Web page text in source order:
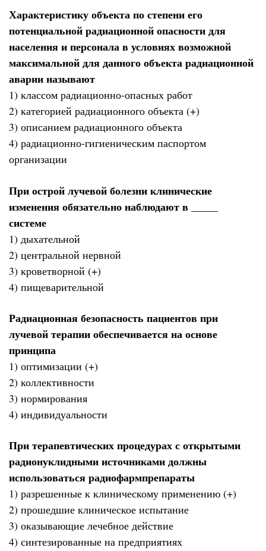
Характеристику объекта по степени его
потенциальной радиационной опасности для
населения и персонала в условиях возможной
максимальной для данного объекта радиационной
аварии называют
1) классом радиационно-опасных работ
2) категорией радиационного объекта (+)
3) описанием радиационного объекта
4) радиационно-гигиеническим паспортом
организации
При острой лучевой болезни клинические
изменения обязательно наблюдают в _____
системе
1) дыхательной
2) центральной нервной
3) кроветворной (+)
4) пищеварительной
Радиационная безопасность пациентов при
лучевой терапии обеспечивается на основе
принципа
1) оптимизации (+)
2) коллективности
3) нормирования
4) индивидуальности
При терапевтических процедурах с открытыми
радионуклидными источниками должны
использоваться радиофармпрепараты
1) разрешенные к клиническому применению (+)
2) прошедшие клиническое испытание
3) оказывающие лечебное действие
4) синтезированные на предприятиях